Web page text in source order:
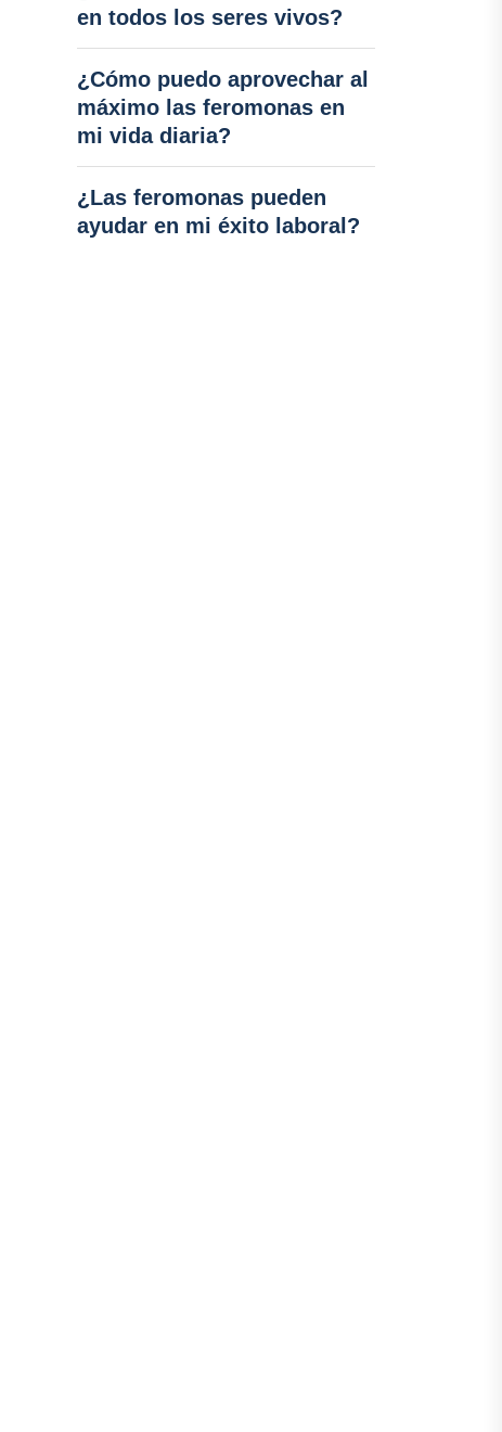
en todos los seres vivos?
¿Cómo puedo aprovechar al
máximo las feromonas en
mi vida diaria?
¿Las feromonas pueden
ayudar en mi éxito laboral?